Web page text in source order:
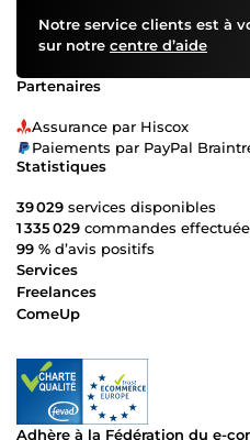
Notre service clients est à
sur notre centre d’aide
Partenaires
Assurance par Hiscox
Paiements par PayPal
Statistiques
39 029 services disponibles
1 335 029 commandes
99 % d’avis positifs
Services
Freelances
ComeUp
Adhère à la Fédération du e-